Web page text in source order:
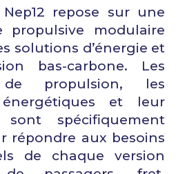
repose sur une
propulsive modulaire
solutions d’énergie et
bas-carbone. Les
de propulsion, les
et leur
sont spécifiquement
répondre aux besoins
de chaque version